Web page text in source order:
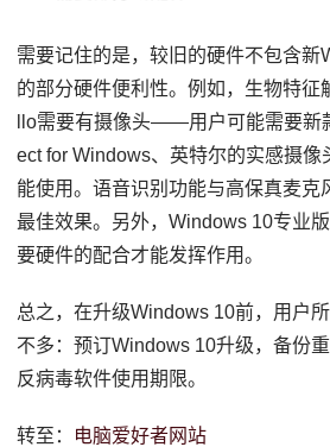
需要记住的是，较旧的硬件不包含新
的部分硬件便利性。例如，生物特征
llo需要有摄像头——用户可能需要新
ect for Windows、英特尔的实感摄像
能使用。语音识别功能与高保真麦克
最佳效果。另外，Windows 10专业
要硬件的配合才能发挥作用。
总之，在升级Windows 10前，用户
不多：预订Windows 10升级，备份
反病毒软件使用期限。
转至： 电脑爱好者网站